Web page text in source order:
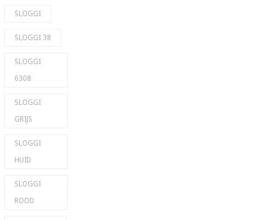
SLOGGI
SLOGGI 38
SLOGGI
6308
SLOGGI
GRIJS
SLOGGI
HUID
SLOGGI
ROOD